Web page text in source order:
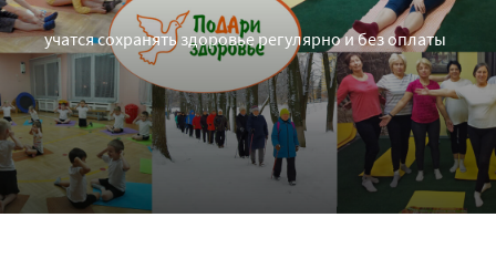
учатся сохранять здоровье регулярно и без оплаты